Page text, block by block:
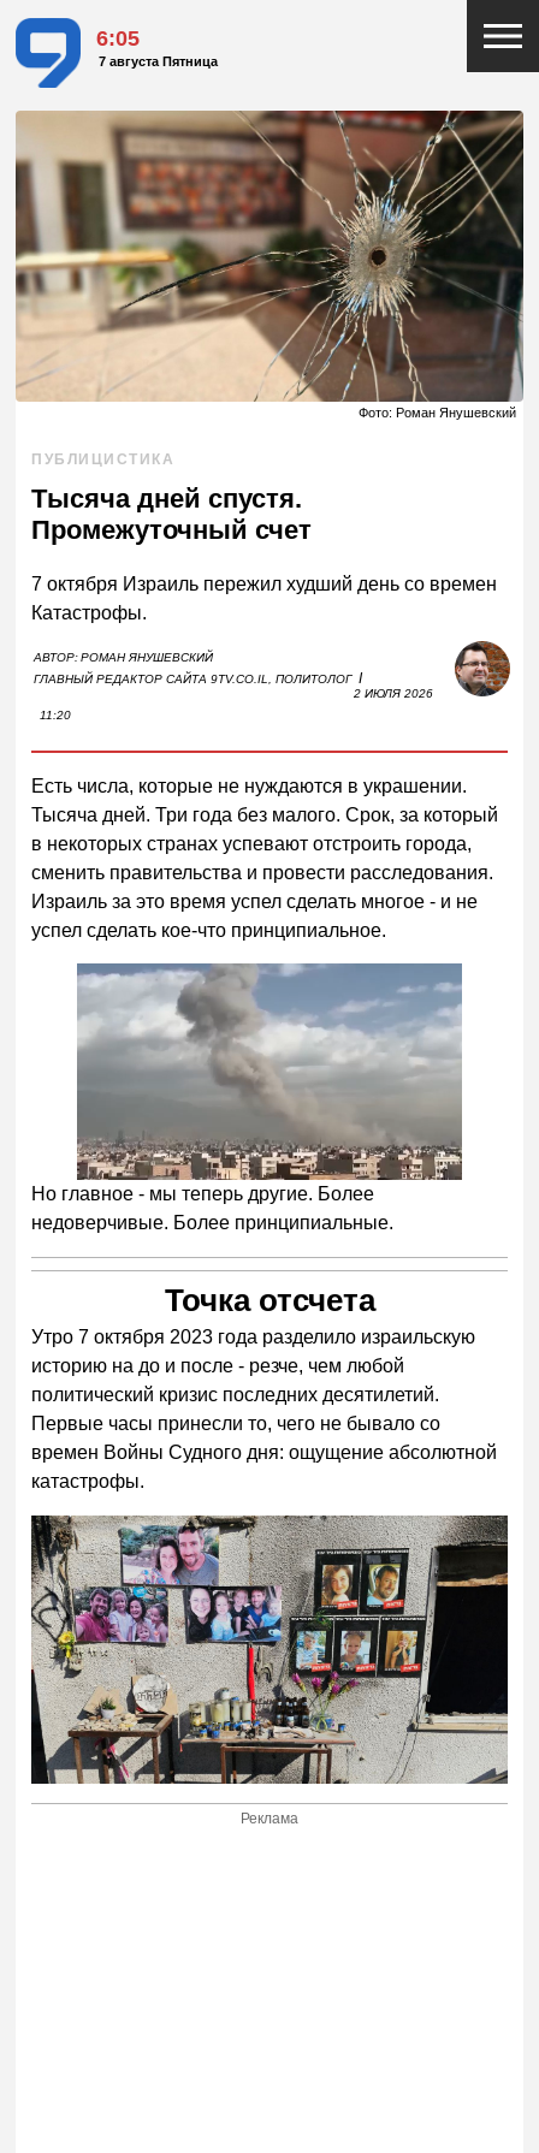
6:05
7 августа Пятница
Фото: Роман Янушевский
ПУБЛИЦИСТИКА
Тысяча дней спустя.
Промежуточный счет
7 октября Израиль пережил худший день со времен
Катастрофы.
АВТОР:РОМАН ЯНУШЕВСКИЙ
ГЛАВНЫЙ РЕДАКТОР САЙТА 9TV.CO.IL, ПОЛИТОЛОГ I
2 ИЮЛЯ 2026
11:20
Есть числа, которые не нуждаются в украшении.
Тысяча дней. Три года без малого. Срок, за который
в некоторых странах успевают отстроить города,
сменить правительства и провести расследования.
Израиль за это время успел сделать многое - и не
успел сделать кое-что принципиальное.
Но главное - мы теперь другие. Более
недоверчивые. Более принципиальные.
Точка отсчета
Утро 7 октября 2023 года разделило израильскую
историю на до и после - резче, чем любой
политический кризис последних десятилетий.
Первые часы принесли то, чего не бывало со
времен Войны Судного дня: ощущение абсолютной
катастрофы.
Реклама